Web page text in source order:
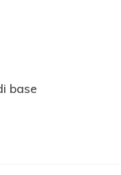
base